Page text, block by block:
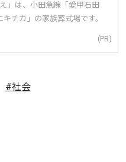
」は、小田急線「愛甲石田
チカ」の家族葬式場です。
(PR)
#社会